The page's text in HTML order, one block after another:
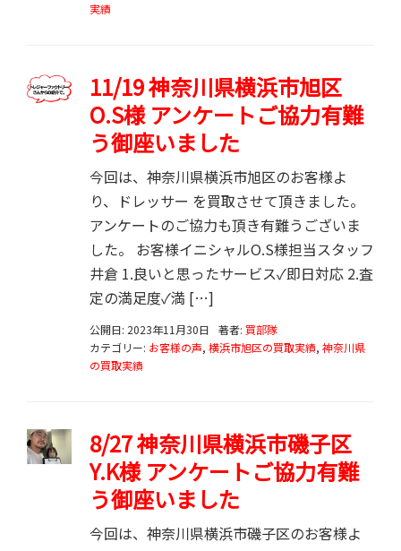
実績
11/19 神奈川県横浜市旭区
O.S様 アンケートご協力有難
う御座いました
今回は、神奈川県横浜市旭区のお客様よ
り、ドレッサー を買取させて頂きました。
アンケートのご協力も頂き有難うございま
した。 お客様イニシャルO.S様担当スタッフ
井倉 1.良いと思ったサービス✓即日対応 2.査
定の満足度✓満 […]
公開日: 2023年11月30日 著者: 買部隊
カテゴリー: お客様の声, 横浜市旭区の買取実績, 神奈川県
の買取実績
8/27 神奈川県横浜市磯子区
Y.K様 アンケートご協力有難
う御座いました
今回は、神奈川県横浜市磯子区のお客様よ